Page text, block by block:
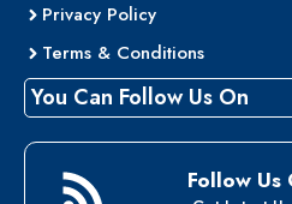
Privacy Policy
Terms & Conditions
You Can Follow Us On
Follow Us